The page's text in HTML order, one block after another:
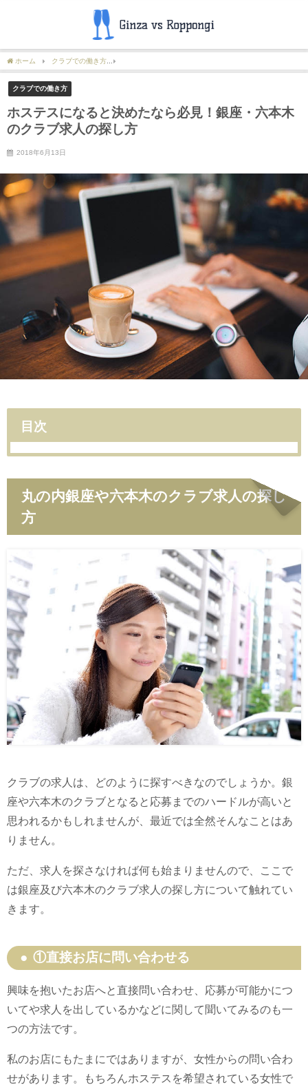
ホーム クラブでの働き方
クラブでの働き方
ホステスになると決めたなら必見！銀座・六本木
のクラブ求人の探し方
2018年6月13日
目次
丸の内銀座や六本木のクラブ求人の探し
方
クラブの求人は、どのように探すべきなのでしょうか。銀
座や六本木のクラブとなると応募までのハードルが高いと
思われるかもしれませんが、最近では全然そんなことはあ
りません。
ただ、求人を探さなければ何も始まりませんので、ここで
は銀座及び六本木のクラブ求人の探し方について触れてい
きます。
①直接お店に問い合わせる
興味を抱いたお店へと直接問い合わせ、応募が可能かにつ
いてや求人を出しているかなどに関して聞いてみるのも一
つの方法です。
私のお店にもたまにではありますが、女性からの問い合わ
せがあります。もちろんホステスを希望されている女性で